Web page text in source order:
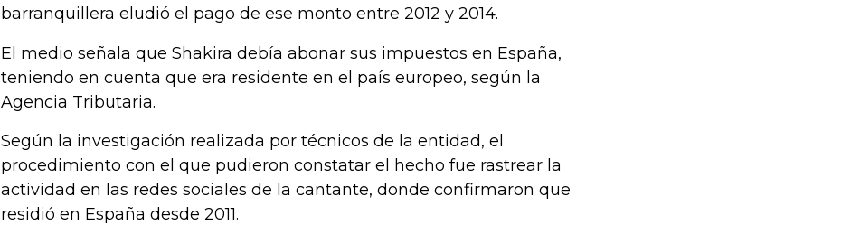
barranquillera eludió el pago de ese monto entre 2012 y 2014.
El medio señala que Shakira debía abonar sus impuestos en España,
teniendo en cuenta que era residente en el país europeo, según la
Agencia Tributaria.
Según la investigación realizada por técnicos de la entidad, el
procedimiento con el que pudieron constatar el hecho fue rastrear la
actividad en las redes sociales de la cantante, donde confirmaron que
residió en España desde 2011.